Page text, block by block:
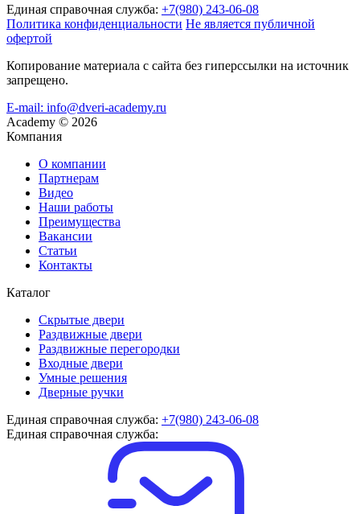
Единая справочная служба: +7(980) 243-06-08
Политика конфиденциальности Не является публичной
офертой
Копирование материала с сайта без гиперссылки на источник
запрещено.
E-mail: info@dveri-academy.ru
Academy © 2026
Компания
О компании
Партнерам
Видео
Наши работы
Преимущества
Вакансии
Статьи
Контакты
Каталог
Скрытые двери
Раздвижные двери
Раздвижные перегородки
Входные двери
Умные решения
Дверные ручки
Единая справочная служба: +7(980) 243-06-08
Единая справочная служба: